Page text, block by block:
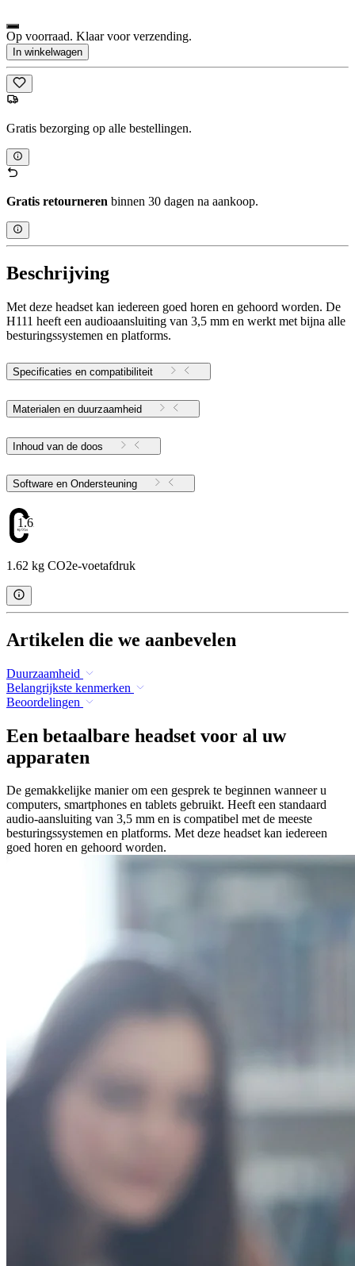
Op voorraad. Klaar voor verzending.
In winkelwagen
Gratis bezorging op alle bestellingen.
Gratis retourneren binnen 30 dagen na aankoop.
Beschrijving
Met deze headset kan iedereen goed horen en gehoord worden. De
H111 heeft een audioaansluiting van 3,5 mm en werkt met bijna alle
besturingssystemen en platforms.
Specificaties en compatibiliteit
Materialen en duurzaamheid
Inhoud van de doos
Software en Ondersteuning
1.62
1.62 kg CO2e-voetafdruk
Artikelen die we aanbevelen
Duurzaamheid
Belangrijkste kenmerken
Beoordelingen
Een betaalbare headset voor al uw
apparaten
De gemakkelijke manier om een gesprek te beginnen wanneer u
computers, smartphones en tablets gebruikt. Heeft een standaard
audio-aansluiting van 3,5 mm en is compatibel met de meeste
besturingssystemen en platforms. Met deze headset kan iedereen
goed horen en gehoord worden.